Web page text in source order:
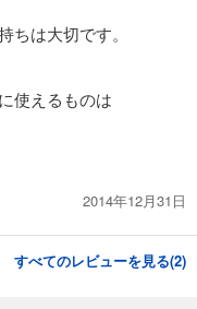
は大切です。
使えるものは
2014年12月31日
すべてのレビューを見る(2)